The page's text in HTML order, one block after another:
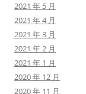
2021 年 5 月
2021 年 4 月
2021 年 3 月
2021 年 2 月
2021 年 1 月
2020 年 12 月
2020 年 11 月